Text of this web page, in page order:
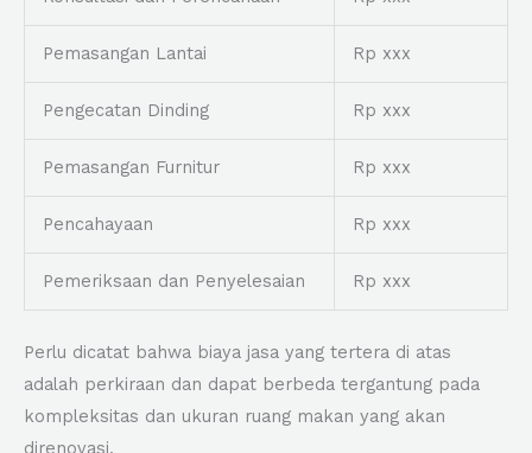
Pemasangan Lantai Rp xxx
Pengecatan Dinding Rp xxx
Pemasangan Furnitur Rp xxx
Pencahayaan Rp xxx
Pemeriksaan dan Penyelesaian Rp xxx
Perlu dicatat bahwa biaya jasa yang tertera di atas
adalah perkiraan dan dapat berbeda tergantung pada
kompleksitas dan ukuran ruang makan yang akan
direnovasi.